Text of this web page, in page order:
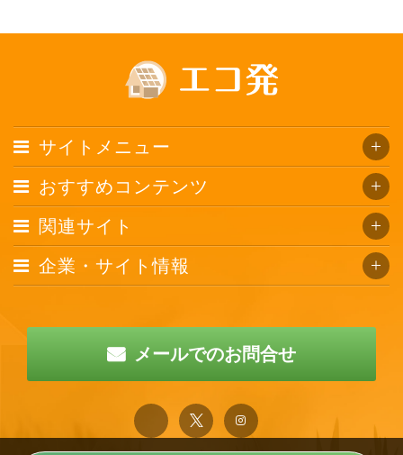
サイトメニュー
おすすめコンテンツ
関連サイト
企業・サイト情報
メールでのお問合せ